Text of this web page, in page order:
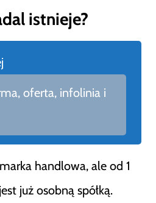
istnieje?
oferta, infolinia i
handlowa, ale od 1
już osobną spółką.